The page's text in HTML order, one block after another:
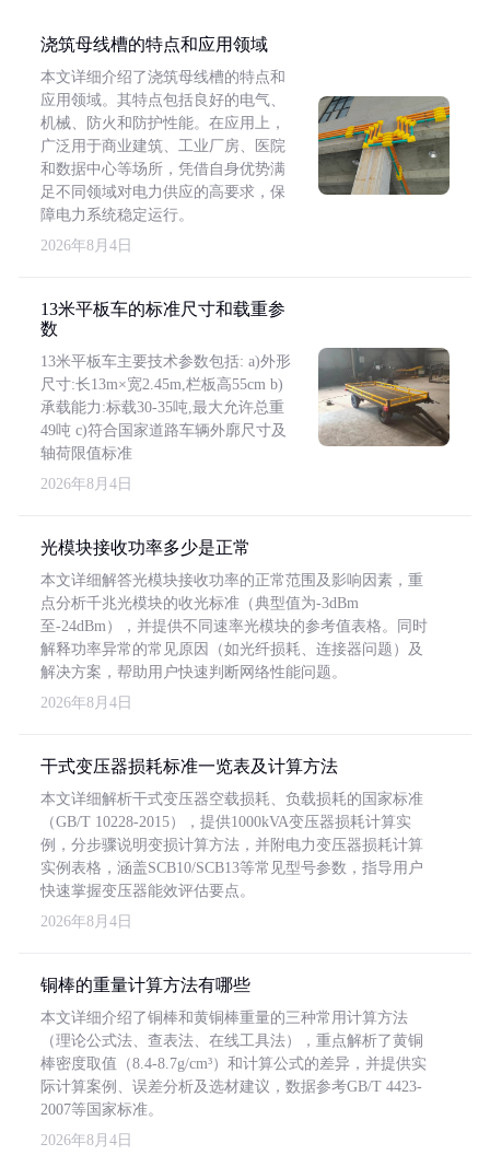
浇筑母线槽的特点和应用领域
本文详细介绍了浇筑母线槽的特点和
应用领域。其特点包括良好的电气、
机械、防火和防护性能。在应用上，
广泛用于商业建筑、工业厂房、医院
和数据中心等场所，凭借自身优势满
足不同领域对电力供应的高要求，保
障电力系统稳定运行。
2026年8月4日
13米平板车的标准尺寸和载重参
数
13米平板车主要技术参数包括: a)外形
尺寸:长13m×宽2.45m,栏板高55cm b)
承载能力:标载30-35吨,最大允许总重
49吨 c)符合国家道路车辆外廓尺寸及
轴荷限值标准
2026年8月4日
光模块接收功率多少是正常
本文详细解答光模块接收功率的正常范围及影响因素，重
点分析千兆光模块的收光标准（典型值为-3dBm
至-24dBm），并提供不同速率光模块的参考值表格。同时
解释功率异常的常见原因（如光纤损耗、连接器问题）及
解决方案，帮助用户快速判断网络性能问题。
2026年8月4日
干式变压器损耗标准一览表及计算方法
本文详细解析干式变压器空载损耗、负载损耗的国家标准
（GB/T 10228-2015），提供1000kVA变压器损耗计算实
例，分步骤说明变损计算方法，并附电力变压器损耗计算
实例表格，涵盖SCB10/SCB13等常见型号参数，指导用户
快速掌握变压器能效评估要点。
2026年8月4日
铜棒的重量计算方法有哪些
本文详细介绍了铜棒和黄铜棒重量的三种常用计算方法
（理论公式法、查表法、在线工具法），重点解析了黄铜
棒密度取值（8.4-8.7g/cm³）和计算公式的差异，并提供实
际计算案例、误差分析及选材建议，数据参考GB/T 4423-
2007等国家标准。
2026年8月4日